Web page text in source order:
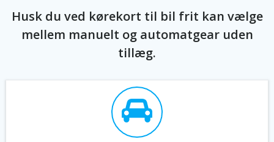
Husk du ved kørekort til bil frit kan vælge
mellem manuelt og automatgear uden
tillæg.